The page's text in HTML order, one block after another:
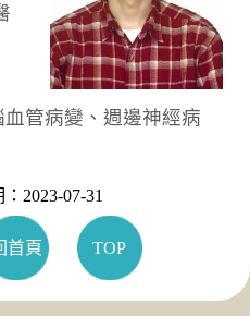
管病變、週邊神經病
2023-07-31
首頁 TOP